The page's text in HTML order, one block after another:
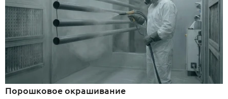
Порошковое окрашивание